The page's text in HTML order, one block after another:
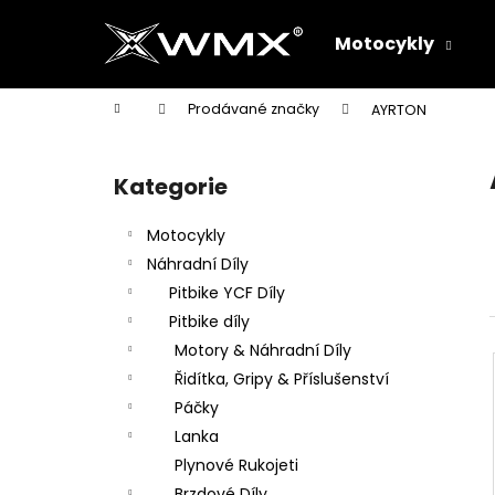
Motocykly
Domů Prodávané značky AYRTON
Přeskočit
kategorie
Kategorie
Motocykly
Náhradní Díly
Pitbike YCF Díly
Pitbike díly
Motory & Náhradní Díly
Řidítka, Gripy & Příslušenství
Páčky
Lanka
Plynové Rukojeti
í
Zpět
do
Zpět
do